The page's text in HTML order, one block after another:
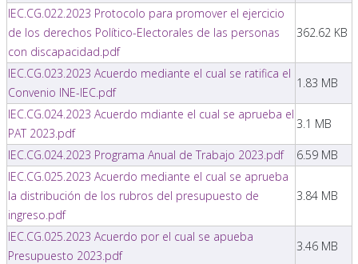
IEC.CG.022.2023 Protocolo para promover el ejercicio
de los derechos Político-Electorales de las personas
con discapacidad.pdf
362.62 KB
IEC.CG.023.2023 Acuerdo mediante el cual se ratifica el
Convenio INE-IEC.pdf
1.83 MB
IEC.CG.024.2023 Acuerdo mdiante el cual se aprueba el
PAT 2023.pdf
3.1 MB
IEC.CG.024.2023 Programa Anual de Trabajo 2023.pdf
6.59 MB
IEC.CG.025.2023 Acuerdo mediante el cual se aprueba
la distribución de los rubros del presupuesto de
ingreso.pdf
3.84 MB
IEC.CG.025.2023 Acuerdo por el cual se apueba
Presupuesto 2023.pdf
3.46 MB